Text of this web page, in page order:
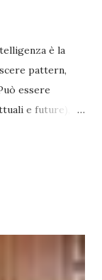
è la
pattern,
essere
e future),
arbitrio
è la
quando non è la
Infinito.